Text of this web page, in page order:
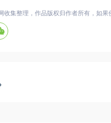
收集整理，作品版权归作者所有，如